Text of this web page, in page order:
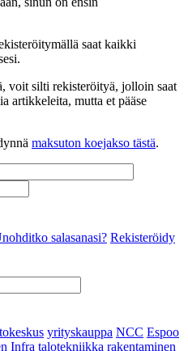
saat kaikki
voit silti rekisteröityä, jolloin saat
artikkeleita, mutta et pääse
maksuton koejakso tästä.
salasanasi? Rekisteröidy
yrityskauppa NCC Espoo
Infra talotekniikka rakentaminen